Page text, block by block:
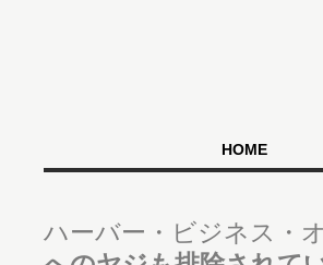
HOME
ハーバー・ビジネス・